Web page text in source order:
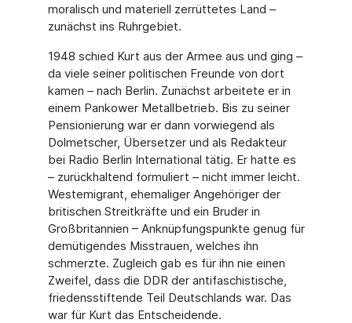
moralisch und mate­riell zerrüttetes Land –
zunächst ins Ruhrgebiet.
1948 schied Kurt aus der Armee aus und ging –
da viele seiner politischen Freunde von dort
kamen – nach Berlin. Zunächst arbeitete er in
einem Pankower Metallbetrieb. Bis zu seiner
Pensionierung war er dann vorwiegend als
Dolmetscher, Übersetzer und als Redakteur
bei Radio Berlin International tätig. Er hatte es
– zurückhaltend for­muliert – nicht immer leicht.
Westemigrant, ehemaliger Angehöriger der
britischen Streit­kräfte und ein Bruder in
Großbritannien – Anknüpfungspunkte genug für
demütigendes Misstrauen, welches ihn
schmerzte. Zugleich gab es für ihn nie einen
Zweifel, dass die DDR der antifaschistische,
friedensstiftende Teil Deutschlands war. Das
war für Kurt das Entscheidende.